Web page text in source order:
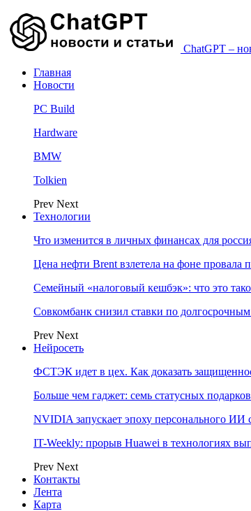
ChatGPT –
Главная
Новости
PC Build
Hardware
BMW
Tolkien
Prev Next
Технологии
Что изменится в личных финансах для
Цена нефти Brent взлетела на фоне
Семейный «налоговый кешбэк»: что это
Совкомбанк снизил ставки по
Prev Next
Нейросеть
ФСТЭК идет в цех. Как доказать
Больше чем гаджет: семь статусных
NVIDIA запускает эпоху персонального
IT-Weekly: прорыв Huawei в технологиях
Prev Next
Контакты
Лента
Карта